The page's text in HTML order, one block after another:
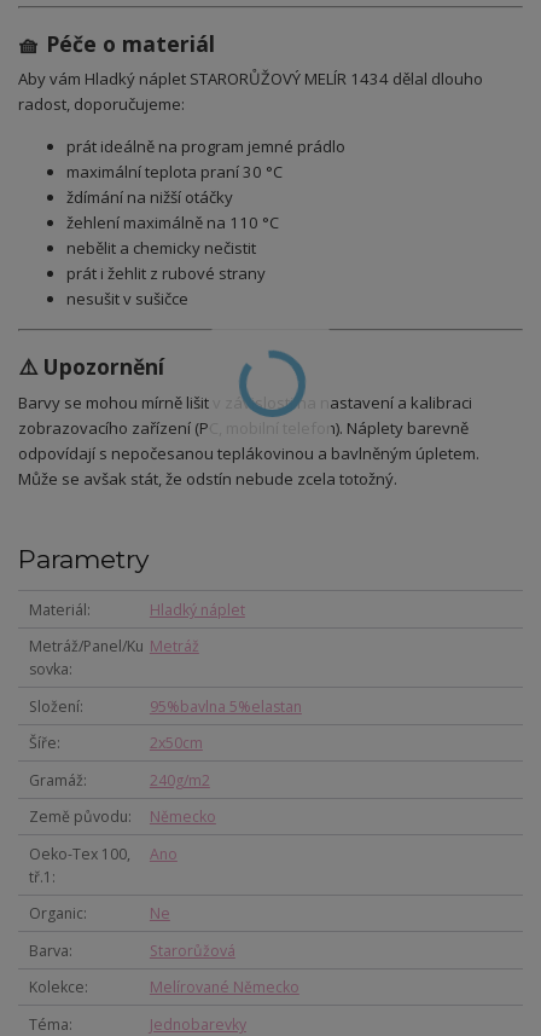
🧺 Péče o materiál
Aby vám Hladký náplet STARORŮŽOVÝ MELÍR 1434 dělal dlouho
radost, doporučujeme:
prát ideálně na program jemné prádlo
maximální teplota praní 30 °C
ždímání na nižší otáčky
žehlení maximálně na 110 °C
nebělit a chemicky nečistit
prát i žehlit z rubové strany
nesušit v sušičce
⚠️ Upozornění
Barvy se mohou mírně lišit v závislosti na nastavení a kalibraci
zobrazovacího zařízení (PC, mobilní telefon). Náplety barevně
odpovídají s nepočesanou teplákovinou a bavlněným úpletem.
Může se avšak stát, že odstín nebude zcela totožný.
Parametry
Materiál
Hladký náplet
Metráž/Panel/Ku
sovka
Metráž
Složení
95%bavlna 5%elastan
Šíře
2x50cm
Gramáž
240g/m2
Země původu
Německo
Oeko-Tex 100,
tř.1
Ano
Organic
Ne
Barva
Starorůžová
Kolekce
Melírované Německo
Téma
Jednobarevky